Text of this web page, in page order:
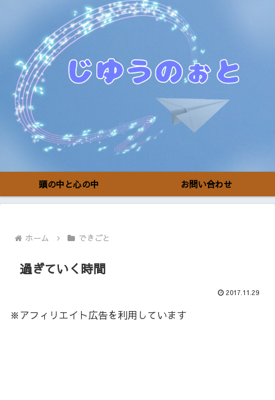
頭の中と心の中 お問い合わせ
ホーム できごと
過ぎていく時間
2017.11.29
※アフィリエイト広告を利用しています